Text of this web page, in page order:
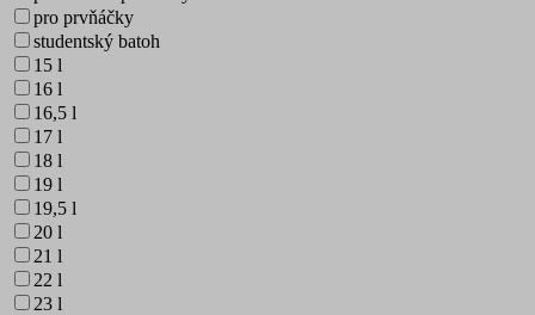
pro prvňáčky
studentský batoh
15 l
16 l
16,5 l
17 l
18 l
19 l
19,5 l
20 l
21 l
22 l
23 l